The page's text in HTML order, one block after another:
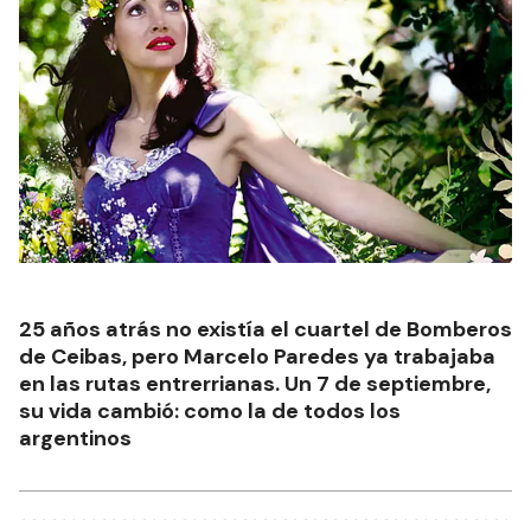
25 años atrás no existía el cuartel de Bomberos
de Ceibas, pero Marcelo Paredes ya trabajaba
en las rutas entrerrianas. Un 7 de septiembre,
su vida cambió: como la de todos los
argentinos